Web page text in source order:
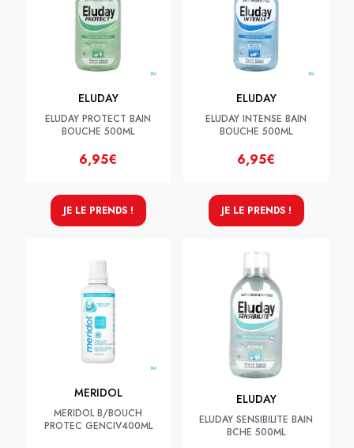
ELUDAY
ELUDAY PROTECT BAIN
BOUCHE 500ML
6,95€
JE LE PRENDS !
ELUDAY
ELUDAY INTENSE BAIN
BOUCHE 500ML
6,95€
JE LE PRENDS !
MERIDOL
MERIDOL B/BOUCH
PROTEC GENCIV400ML
ELUDAY
ELUDAY SENSIBILITE BAIN
BCHE 500ML